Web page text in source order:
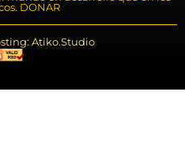
DONAR
Atiko.Studio